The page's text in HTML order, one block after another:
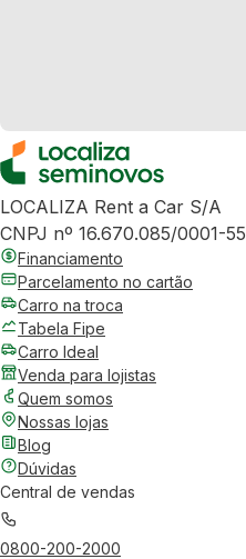
LOCALIZA Rent a Car S/A
CNPJ nº 16.670.085/0001-55
Financiamento
Parcelamento no cartão
Carro na troca
Tabela Fipe
Carro Ideal
Venda para lojistas
Quem somos
Nossas lojas
Blog
Dúvidas
Central de vendas
0800-200-2000